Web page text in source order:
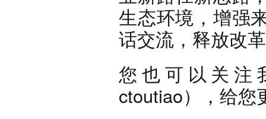
生态环境，增强
话交流，释放改
您也可以关注
ctoutiao），给您